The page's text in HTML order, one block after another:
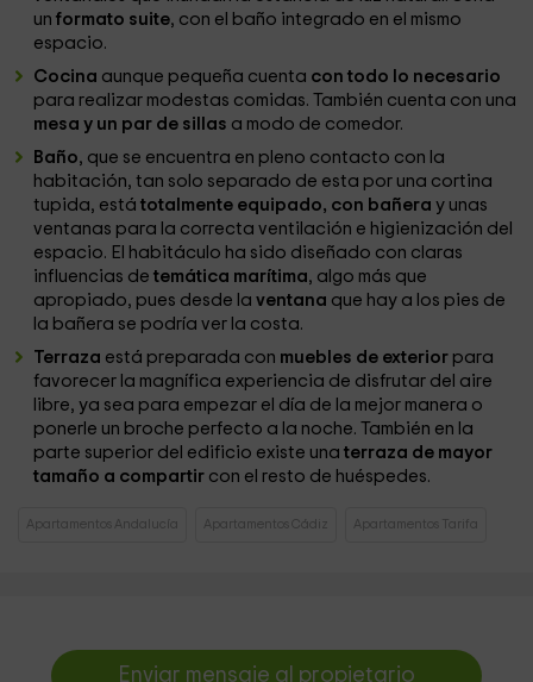
unformato suite, con el baño integrado en el mismo
espacio.
Cocina aunque pequeña cuenta con todo lo necesario
para realizar modestas comidas. También cuenta con una
mesa y un par de sillas a modo de comedor.
Baño, que se encuentra en pleno contacto con la
habitación, tan solo separado de esta por una cortina
tupida, estátotalmente equipado, con bañera y unas
ventanas para la correcta ventilación e higienización del
espacio. El habitáculo ha sido diseñado con claras
influencias detemática marítima, algo más que
apropiado, pues desde laventana que hay a los pies de
la bañera se podría ver la costa.
Terraza está preparada con muebles de exterior para
favorecer la magnífica experiencia de disfrutar del aire
libre, ya sea para empezar el día de la mejor manera o
ponerle un broche perfecto a la noche. También en la
parte superior del edificio existe una terraza de mayor
tamaño a compartir con el resto de huéspedes.
Apartamentos Andalucía Apartamentos Cádiz Apartamentos Tarifa
Enviar mensaje al propietario